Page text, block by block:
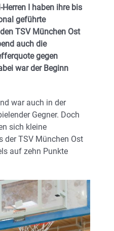
I haben ihre bis
geführte
TSV München Ost
auch die
gegen
war der Beginn
war auch in der
Gegner. Doch
sich kleine
der TSV München Ost
auf zehn Punkte